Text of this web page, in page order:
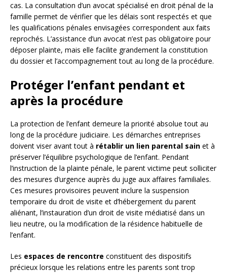
cas. La consultation d’un avocat spécialisé en droit pénal de la
famille permet de vérifier que les délais sont respectés et que
les qualifications pénales envisagées correspondent aux faits
reprochés. L’assistance d’un avocat n’est pas obligatoire pour
déposer plainte, mais elle facilite grandement la constitution
du dossier et l’accompagnement tout au long de la procédure.
Protéger l’enfant pendant et
après la procédure
La protection de l’enfant demeure la priorité absolue tout au
long de la procédure judiciaire. Les démarches entreprises
doivent viser avant tout à rétablir un lien parental sain et à
préserver l’équilibre psychologique de l’enfant. Pendant
l’instruction de la plainte pénale, le parent victime peut solliciter
des mesures d’urgence auprès du juge aux affaires familiales.
Ces mesures provisoires peuvent inclure la suspension
temporaire du droit de visite et d’hébergement du parent
aliénant, l’instauration d’un droit de visite médiatisé dans un
lieu neutre, ou la modification de la résidence habituelle de
l’enfant.
Les espaces de rencontre constituent des dispositifs
précieux lorsque les relations entre les parents sont trop